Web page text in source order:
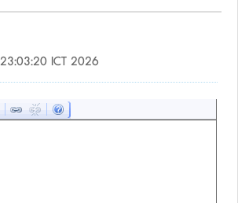
ICT 2026